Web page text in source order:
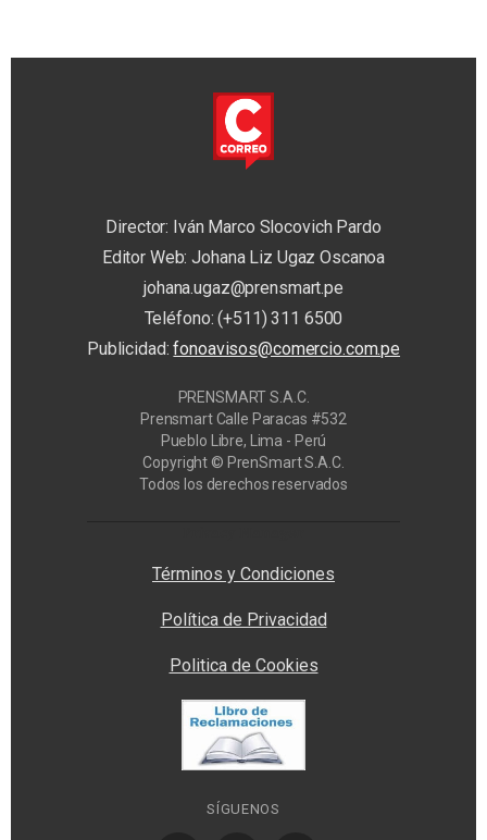
Director: Iván Marco Slocovich Pardo
Editor Web: Johana Liz Ugaz Oscanoa
johana.ugaz@prensmart.pe
Teléfono: (+511) 311 6500
Publicidad:fonoavisos@comercio.com.pe
PRENSMART S.A.C.
Prensmart Calle Paracas #532
Pueblo Libre, Lima - Perú
Copyright © PrenSmart S.A.C.
Todos los derechos reservados
Términos y Condiciones
Política de Privacidad
Politica de Cookies
SÍGUENOS